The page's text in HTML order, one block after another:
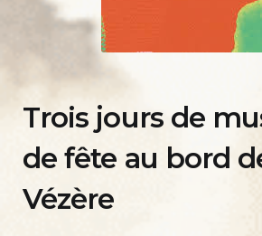
Trois jours de
de fête au bord
Vézère